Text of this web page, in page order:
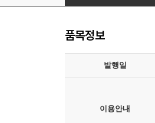
품목정보
발행일
이용안내